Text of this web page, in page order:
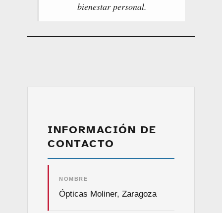
bienestar personal.
INFORMACIÓN DE
CONTACTO
NOMBRE
Ópticas Moliner, Zaragoza